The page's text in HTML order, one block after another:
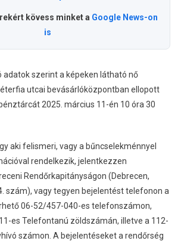
kövess minket a Google News-on
is
adatok szerint a képeken látható nő
utcai bevásárlóközpontban ellopott
2025. március 11-én 10 óra 30
aki felismeri, vagy a bűncselekménnyel
rendelkezik, jelentkezzen
Rendőrkapitányságon (Debrecen,
szám), vagy tegyen bejelentést telefonon a
06-52/457-040-es telefonszámon,
es Telefontanú zöldszámán, illetve a 112-
számon. A bejelentéseket a rendőrség